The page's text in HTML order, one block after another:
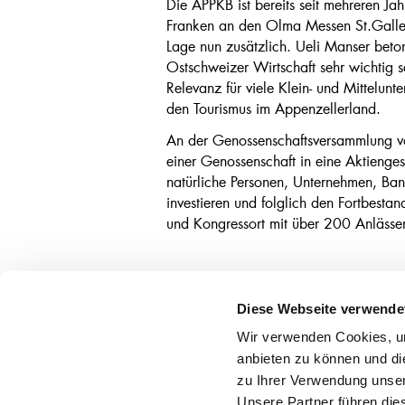
Diese Webseite
Wir verwenden Cookies,
anbieten zu können und
zu Ihrer Verwendung
Unsere Partner führen
Die APPKB ist bereits seit mehreren
Franken an den Olma Messen
Lage nun zusätzlich. Ueli Manser
Ostschweizer Wirtschaft sehr wichtig
Relevanz für viele Klein- und
den Tourismus im Appenzellerland.
An der
einer Genossenschaft in eine
natürliche Personen, Unternehmen,
investieren und folglich den
und Kongressort mit über 200
Appenzell
071 788 88 88
kantonalbank@appkb.ch